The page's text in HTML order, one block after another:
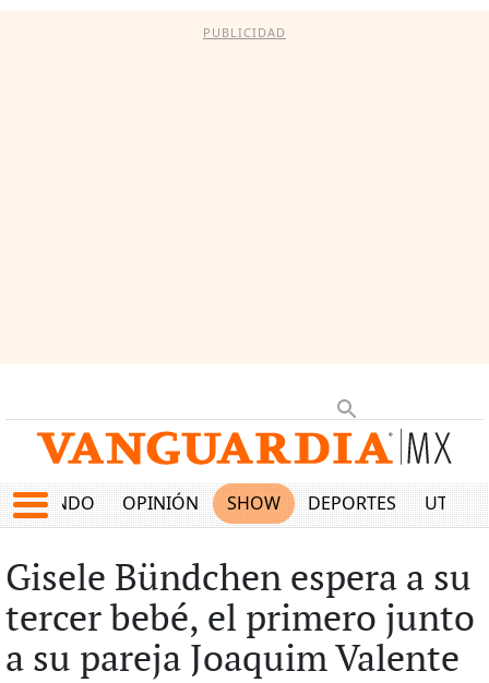
PUBLICIDAD
MUNDO OPINIÓN SHOW DEPORTES
Gisele Bündchen espera a su
tercer bebé, el primero junto
a su pareja Joaquim Valente